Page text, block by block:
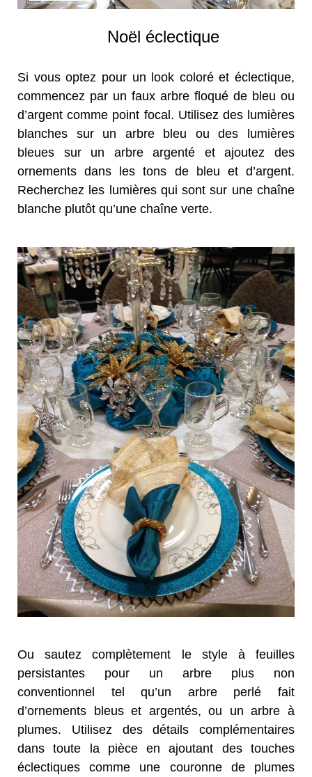
Noël éclectique
Si vous optez pour un look coloré et éclectique,
commencez par un faux arbre floqué de bleu ou
d’argent comme point focal. Utilisez des lumières
blanches sur un arbre bleu ou des lumières
bleues sur un arbre argenté et ajoutez des
ornements dans les tons de bleu et d’argent.
Recherchez les lumières qui sont sur une chaîne
blanche plutôt qu’une chaîne verte.
Ou sautez complètement le style à feuilles
persistantes pour un arbre plus non
conventionnel tel qu’un arbre perlé fait
d’ornements bleus et argentés, ou un arbre à
plumes. Utilisez des détails complémentaires
dans toute la pièce en ajoutant des touches
éclectiques comme une couronne de plumes